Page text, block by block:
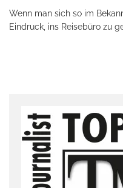
Wenn man sich so im
Eindruck, ins Reisebüro zu